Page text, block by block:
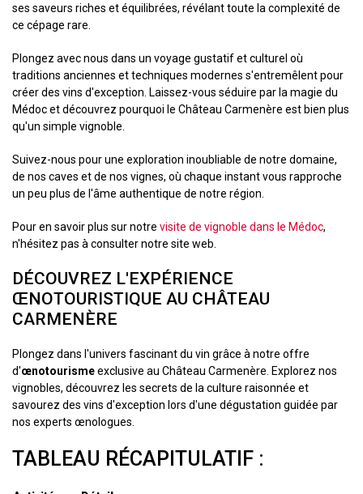
ses saveurs riches et équilibrées, révélant toute la complexité de
ce cépage rare.
Plongez avec nous dans un voyage gustatif et culturel où
traditions anciennes et techniques modernes s'entremêlent pour
créer des vins d'exception. Laissez-vous séduire par la magie du
Médoc et découvrez pourquoi le Château Carmenère est bien plus
qu'un simple vignoble.
Suivez-nous pour une exploration inoubliable de notre domaine,
de nos caves et de nos vignes, où chaque instant vous rapproche
un peu plus de l'âme authentique de notre région.
Pour en savoir plus sur notre visite de vignoble dans le Médoc,
n'hésitez pas à consulter notre site web.
DÉCOUVREZ L'EXPÉRIENCE
ŒNOTOURISTIQUE AU CHÂTEAU
CARMENÈRE
Plongez dans l'univers fascinant du vin grâce à notre offre
d'œnotourismeexclusive au Château Carmenère. Explorez nos
vignobles, découvrez les secrets de la culture raisonnée et
savourez des vins d'exception lors d'une dégustation guidée par
nos experts œnologues.
TABLEAU RÉCAPITULATIF :